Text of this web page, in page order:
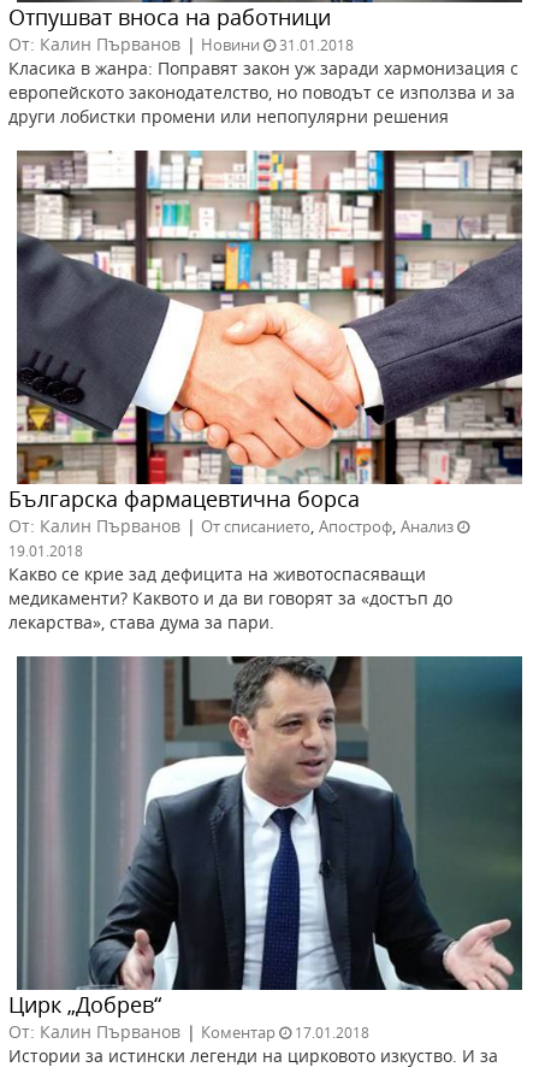
Отпушват вноса на работници
От: Калин Първанов | Новини 31.01.2018
Класика в жанра: Поправят закон уж заради хармонизация с
европейското законодателство, но поводът се използва и за
други лобистки промени или непопулярни решения
Българска фармацевтична борса
От: Калин Първанов | От списанието Апостроф Анализ
19.01.2018
Какво се крие зад дефицита на животоспасяващи
медикаменти? Каквото и да ви говорят за «достъп до
лекарства», става дума за пари.
Цирк „Добрев“
От: Калин Първанов | Коментар 17.01.2018
Истории за истински легенди на цирковото изкуство. И за